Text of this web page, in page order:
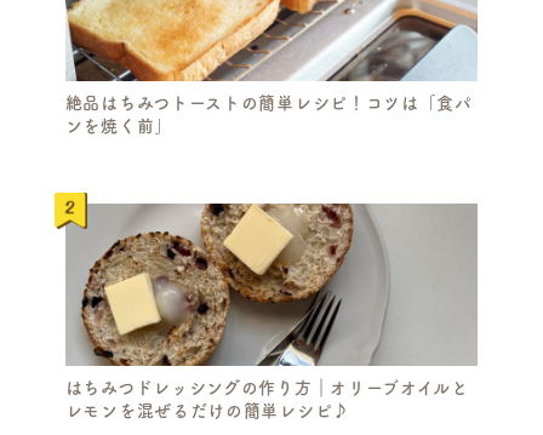
絶品はちみつトーストの簡単レシピ！コツは「食パ
ンを焼く前」
はちみつドレッシングの作り方｜オリーブオイルと
レモンを混ぜるだけの簡単レシピ♪